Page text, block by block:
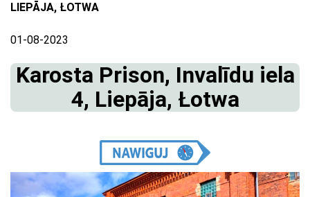
LIEPĀJA, ŁOTWA
01-08-2023
Karosta Prison, Invalīdu iela
4, Liepāja, Łotwa